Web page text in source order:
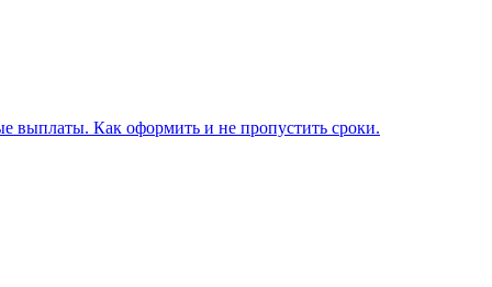
выплаты. Как оформить и не пропустить сроки.